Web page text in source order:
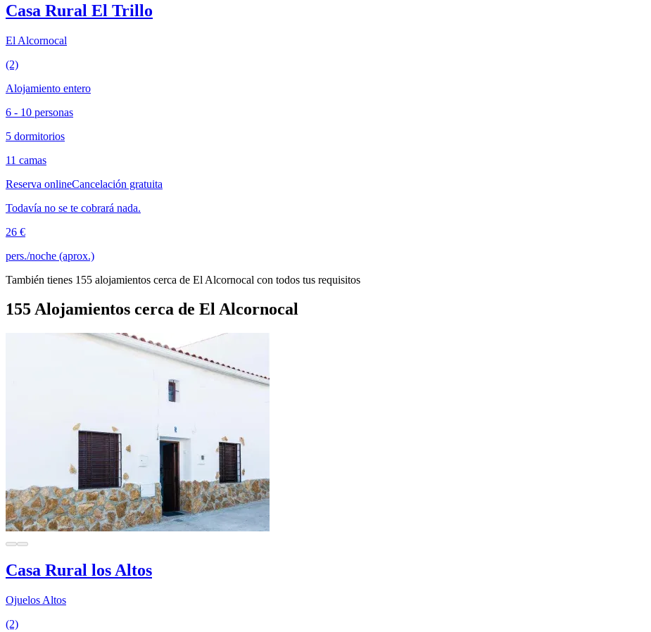
Casa Rural El Trillo
El Alcornocal
(2)
Alojamiento entero
6 - 10 personas
5 dormitorios
11 camas
Reserva onlineCancelación gratuita
Todavía no se te cobrará nada.
26 €
pers./noche (aprox.)
También tienes 155 alojamientos cerca de El Alcornocal con todos tus requisitos
155 Alojamientos cerca de El Alcornocal
Casa Rural los Altos
Ojuelos Altos
(2)